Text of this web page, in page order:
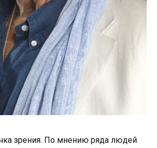
зрения. По мнению ряда людей